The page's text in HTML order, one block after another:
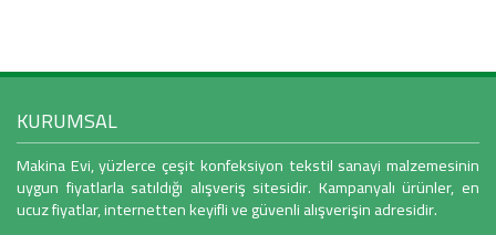
KURUMSAL
Makina Evi, yüzlerce çeşit konfeksiyon tekstil sanayi malzemesinin
uygun fiyatlarla satıldığı alışveriş sitesidir. Kampanyalı ürünler, en
ucuz fiyatlar, internetten keyifli ve güvenli alışverişin adresidir.